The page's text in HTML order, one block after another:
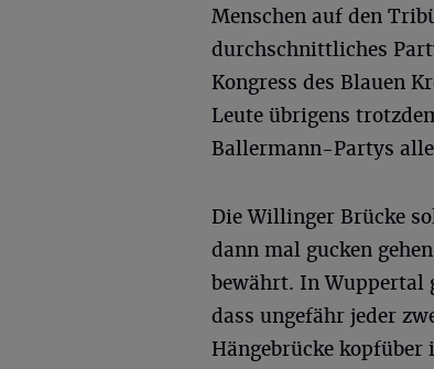
Menschen auf den
durchschnittliches
Kongress des Blauen
Leute übrigens
Ballermann-Partys
Die Willinger Brücke
dann mal gucken
bewährt. In Wuppertal
dass ungefähr jeder
Hängebrücke kopfüber